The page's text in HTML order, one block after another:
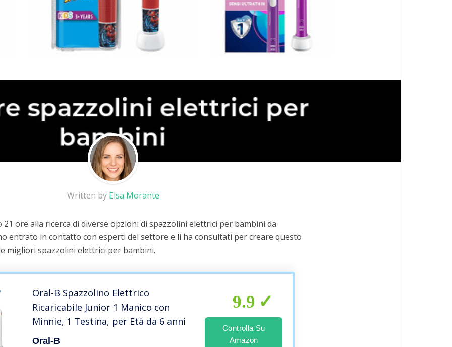
Written by Elsa Morante
ore alla ricerca di diverse opzioni di spazzolini elettrici per bambini da
entrato in contatto con esperti del settore e li ha consultati per creare questo
migliori spazzolini elettrici per bambini.
Oral-B Spazzolino Elettrico
Ricaricabile Junior 1 Manico con
Minnie, 1 Testina, per Età da 6 anni
Oral-B
9.9
Controlla Su
Amazon